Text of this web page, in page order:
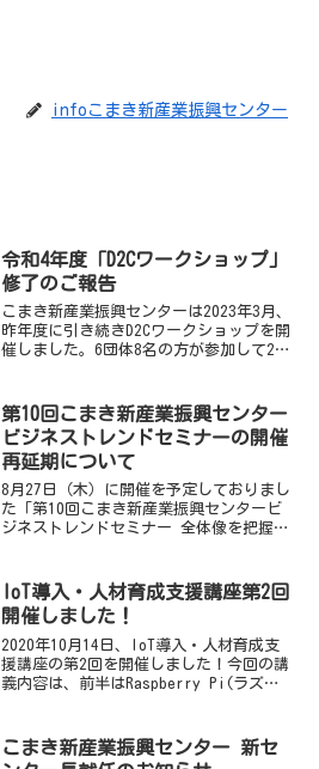
infoこまき新産業振興センター
令和4年度「D2Cワークショップ」
修了のご報告
こまき新産業振興センターは2023年3月、
昨年度に引き続きD2Cワークショップを開
催しました。6団体8名の方が参加して2月
第10回こまき新産業振興センター
ビジネストレンドセミナーの開催
再延期について
8月27日（木）に開催を予定しておりまし
た「第10回こまき新産業振興センタービ
ジネストレンドセミナー 全体像を把握す
観点から、開催を再度延期させていただ
くこととい...
IoT導入・人材育成支援講座第2回
開催しました！
2020年10月14日、IoT導入・人材育成支
援講座の第2回を開催しました！今回の講
義内容は、前半はRaspberry Pi(ラズベ
グループに分かれて受講者各社のI...
こまき新産業振興センター 新セ